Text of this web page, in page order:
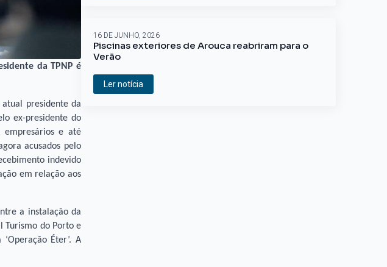
da TPNP é
presidente da
ex-presidente do
empresários e até
acusados pelo
indevido
em relação aos
a instalação da
Turismo do Porto e
Éter’. A
Piscinas exteriores de Arouca reabriram para o
Verão
16 DE JUNHO, 2026
Ler notícia